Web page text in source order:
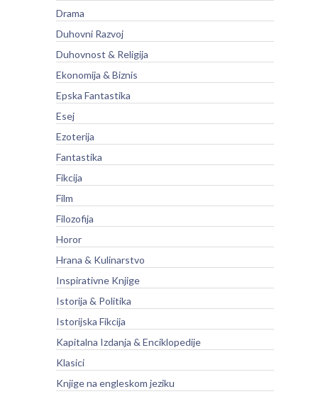
Drama
Duhovni Razvoj
Duhovnost & Religija
Ekonomija & Biznis
Epska Fantastika
Esej
Ezoterija
Fantastika
Fikcija
Film
Filozofija
Horor
Hrana & Kulinarstvo
Inspirativne Knjige
Istorija & Politika
Istorijska Fikcija
Kapitalna Izdanja & Enciklopedije
Klasici
Knjige na engleskom jeziku